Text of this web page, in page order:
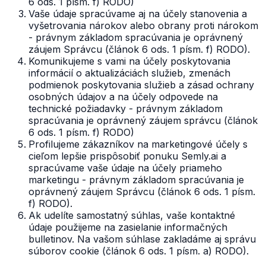
Vaše údaje spracúvame aj na účely stanovenia a
vyšetrovania nárokov alebo obrany proti nárokom
- právnym základom spracúvania je oprávnený
záujem Správcu (článok 6 ods. 1 písm. f) RODO).
Komunikujeme s vami na účely poskytovania
informácií o aktualizáciách služieb, zmenách
podmienok poskytovania služieb a zásad ochrany
osobných údajov a na účely odpovede na
technické požiadavky - právnym základom
spracúvania je oprávnený záujem správcu (článok
6 ods. 1 písm. f) RODO)
Profilujeme zákazníkov na marketingové účely s
cieľom lepšie prispôsobiť ponuku Semly.ai a
spracúvame vaše údaje na účely priameho
marketingu - právnym základom spracúvania je
oprávnený záujem Správcu (článok 6 ods. 1 písm.
f) RODO).
Ak udelíte samostatný súhlas, vaše kontaktné
údaje použijeme na zasielanie informačných
bulletinov. Na vašom súhlase zakladáme aj správu
súborov cookie (článok 6 ods. 1 písm. a) RODO).